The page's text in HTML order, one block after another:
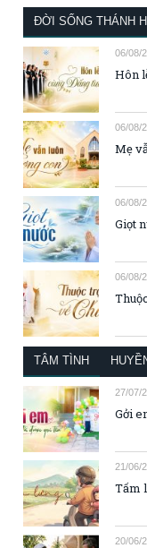
ĐỜI SỐNG THÁNH
06/08/
Hôn
06/08/
Mẹ
06/08/
Giọt
06/08/
TÂM TÌNH
27/07/
Gởi
21/06/
Tấm
20/06/